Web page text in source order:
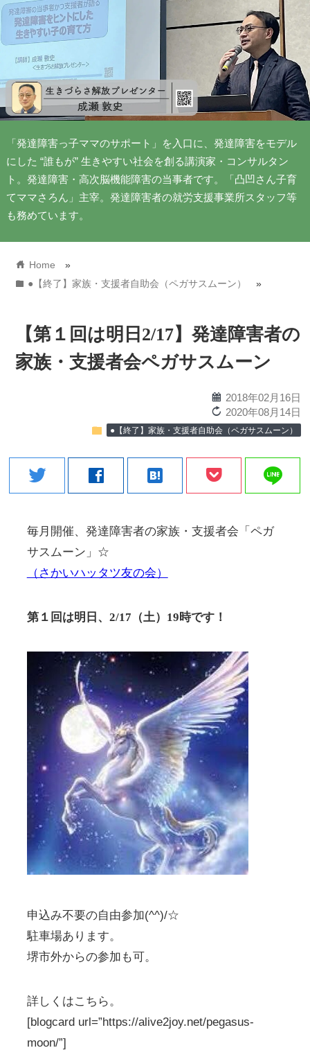
「発達障害っ子ママのサポート」を入口に、発達障害をモデル
にした “誰もが” 生きやすい社会を創る講演家・コンサルタン
ト。発達障害・高次脳機能障害の当事者です。「凸凹さん子育
てママさろん」主宰。発達障害者の就労支援事業所スタッフ等
も務めています。
home Home »
folder ●【終了】家族・支援者自助会（ペガサスムーン） »
【第１回は明日2/17】発達障害者の
家族・支援者会ペガサスムーン
calendar 2018年02月16日
reload 2020年08月14日
folder ●【終了】家族・支援者自助会（ペガサスムーン）
twitter facebook hatenabookmark line
毎月開催、発達障害者の家族・支援者会「ペガ
サスムーン」☆
（さかいハッタツ友の会）
第１回は明日、2/17（土）19時です！
申込み不要の自由参加(^^)/☆
駐車場あります。
堺市外からの参加も可。
詳しくはこちら。
[blogcard url=”https://alive2joy.net/pegasus-
moon/”]